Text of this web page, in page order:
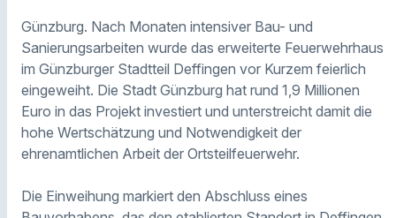
Günzburg. Nach Monaten intensiver Bau- und
Sanierungsarbeiten wurde das erweiterte Feuerwehrhaus
im Günzburger Stadtteil Deffingen vor Kurzem feierlich
eingeweiht. Die Stadt Günzburg hat rund 1,9 Millionen
Euro in das Projekt investiert und unterstreicht damit die
hohe Wertschätzung und Notwendigkeit der
ehrenamtlichen Arbeit der Ortsteilfeuerwehr.
Die Einweihung markiert den Abschluss eines